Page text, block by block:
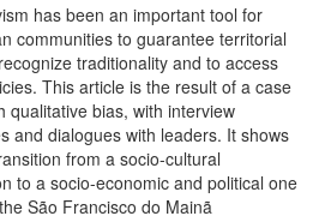
has been an important tool for
communities to guarantee territorial
traditionality and to access
This article is the result of a case
qualitative bias, with interview
and dialogues with leaders. It shows
from a socio-cultural
to a socio-economic and political one
São Francisco do Mainã